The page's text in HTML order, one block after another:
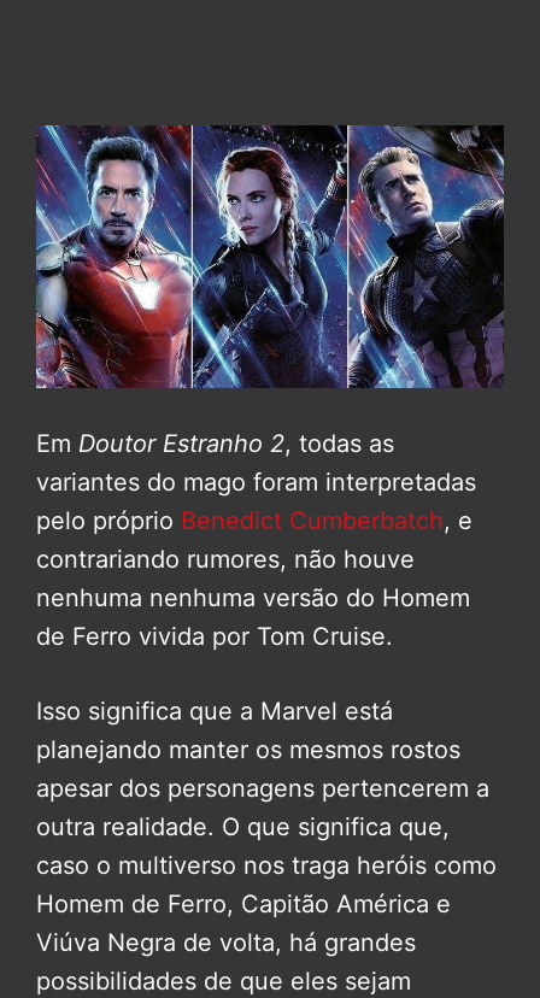
Em Doutor Estranho 2, todas as
variantes do mago foram interpretadas
pelo próprio Benedict Cumberbatch, e
contrariando rumores, não houve
nenhuma nenhuma versão do Homem
de Ferro vivida por Tom Cruise.
Isso significa que a Marvel está
planejando manter os mesmos rostos
apesar dos personagens pertencerem a
outra realidade. O que significa que,
caso o multiverso nos traga heróis como
Homem de Ferro, Capitão América e
Viúva Negra de volta, há grandes
possibilidades de que eles sejam